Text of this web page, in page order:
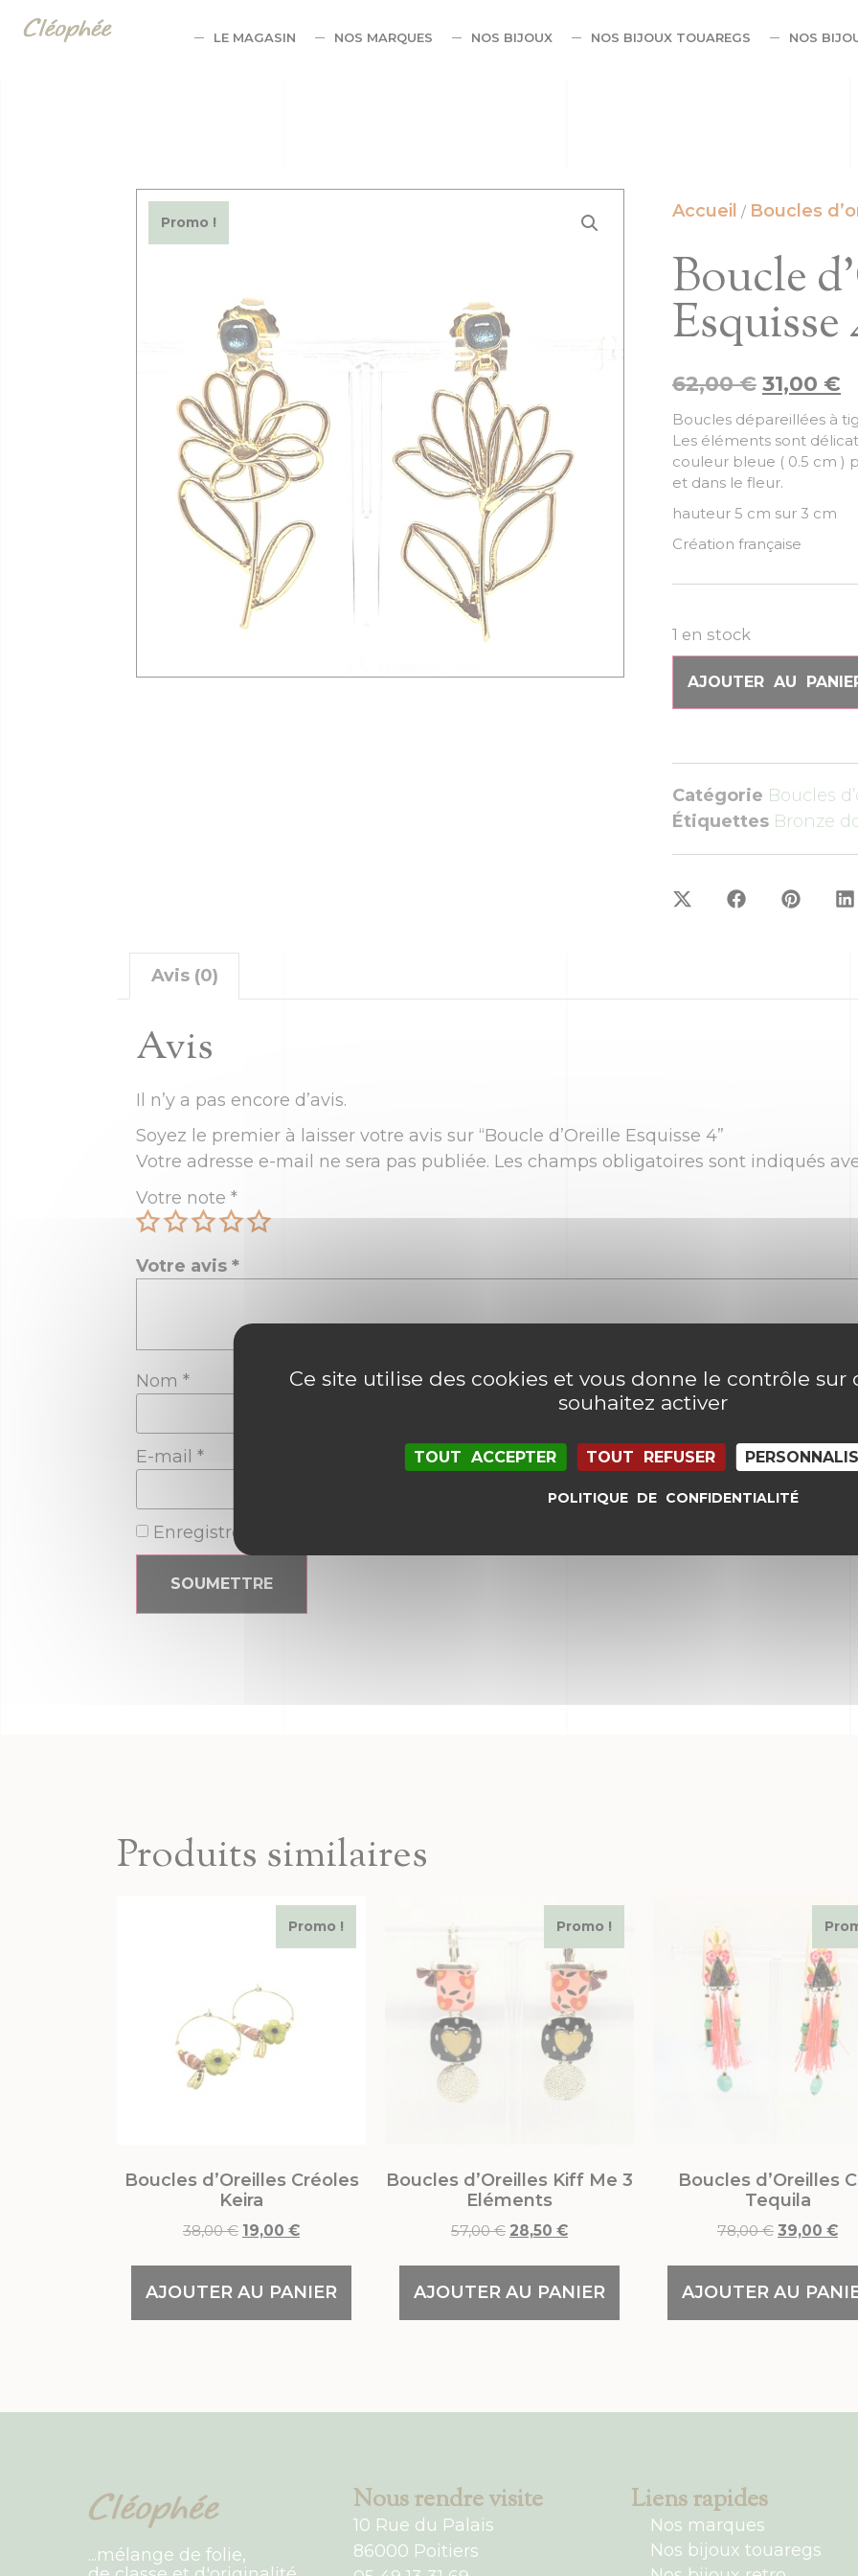
LE MAGASIN NOS MARQUES NOS BIJOUX NOS BIJOUX TOUAREGS NOS
Promo !
Accueil / Boucles
Boucle
Esquisse
62,00€ 31,00 €
Boucles dépareillées à
Les éléments sont
couleur bleue ( 0.5 cm )
et dans le fleur.
hauteur 5 cm sur 3 cm
Création française
1 en stock
AJOUTER AU
Catégorie Boucles
Étiquettes Bronze
Avis (0)
Avis
Il n’y a pas encore d’avis.
Soyez le premier à laisser votre avis sur “Boucle d’Oreille Esquisse 4”
Votre adresse e-mail ne sera pas publiée. Les champs obligatoires sont indiqués
Votre note *
Votre avis *
Nom *
E-mail *
Enregistrer mon nom, mon e-mail et mon site dans le navigateur pour mon
Produits similaires
Promo !
Boucles d’Oreilles Créoles
Keira
38,00€ 19,00 €
AJOUTER AU PANIER
Promo !
Boucles d’Oreilles Kiff Me 3
Eléments
57,00€ 28,50 €
AJOUTER AU PANIER
Boucles d’Oreilles
Tequila
78,00€ 39,00 €
AJOUTER AU
...mélange de folie,
Nous rendre visite
10 Rue du Palais
86000 Poitiers
Liens rapides
Nos marques
Nos bijoux touaregs
Ce site utilise des cookies et vous donne le contrôle sur
souhaitez activer
TOUT ACCEPTER TOUT REFUSER
POLITIQUE DE CONFIDENTIALITÉ